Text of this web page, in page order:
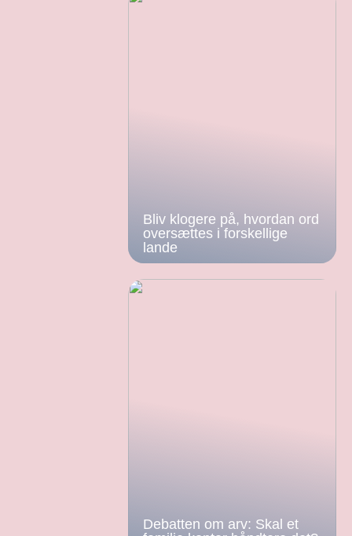
Bliv klogere på, hvordan ord
oversættes i forskellige
lande
Debatten om arv: Skal et